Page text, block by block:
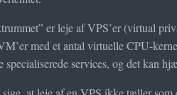
er leje af VPS’er (virtual
med et antal virtuelle CPU-
specialiserede services, og det kan